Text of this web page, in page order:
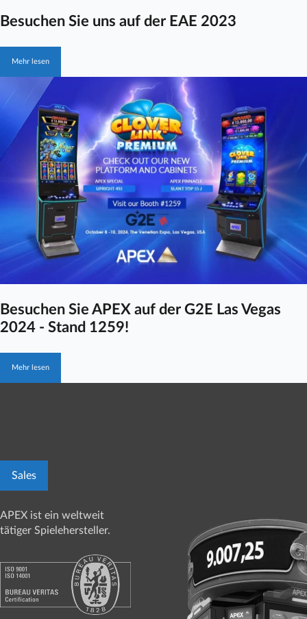
Besuchen Sie uns auf der EAE 2023
Mehr lesen
Besuchen Sie APEX auf der G2E Las Vegas
2024 - Stand 1259!
Mehr lesen
Sales
APEX ist ein weltweit
tätiger Spielehersteller.